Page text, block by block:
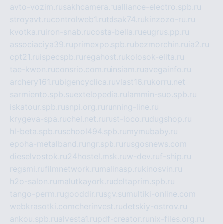
avto-vozim.rusakhcamera.rualliance-electro.spb.ru
stroyavt.rucontrolweb1.rutdsak74.rukinzozo-ru.ru
kvotka.ru iron-snab.rucosta-bella.rueugrus.pp.ru
associaciya39.ruprimexpo.spb.rubezmorchin.ru ia2.ru
cpt21.ru ispecspb.ru regahost.rukolosok-elita.ru
tae-kwon.ruconsrio.com.ru insiam.ruavegainfo.ru
archery161.rubigencyclica.ruvlast16.rukorru.net
sarmiento.spb.suextelopedia.ru lammin-suo.spb.ru
iskatour.spb.rusnpi.org.ru running-line.ru
krygeva-spa.ruchel.net.ru rust-loco.rudugshop.ru
hl-beta.spb.ruschool494.spb.ru mymubaby.ru
epoha-metalband.ru ngr.spb.ru rusgosnews.com
dieselvostok.ru24hostel.msk.ruw-dev.ruf-ship.ru
regsmi.rufilmnetwork.ru malinasp.rukinosvin.ru
h2o-salon.ru malutkayork.rudeltaprim.spb.ru
tango-perm.rugooddir.rusgv.su multiki-online.com
webkrasotki.comcherinvest.rudetskiy-ostrov.ru
ankou.spb.rualvesta1.rupdf-creator.ru nix-files.org.ru